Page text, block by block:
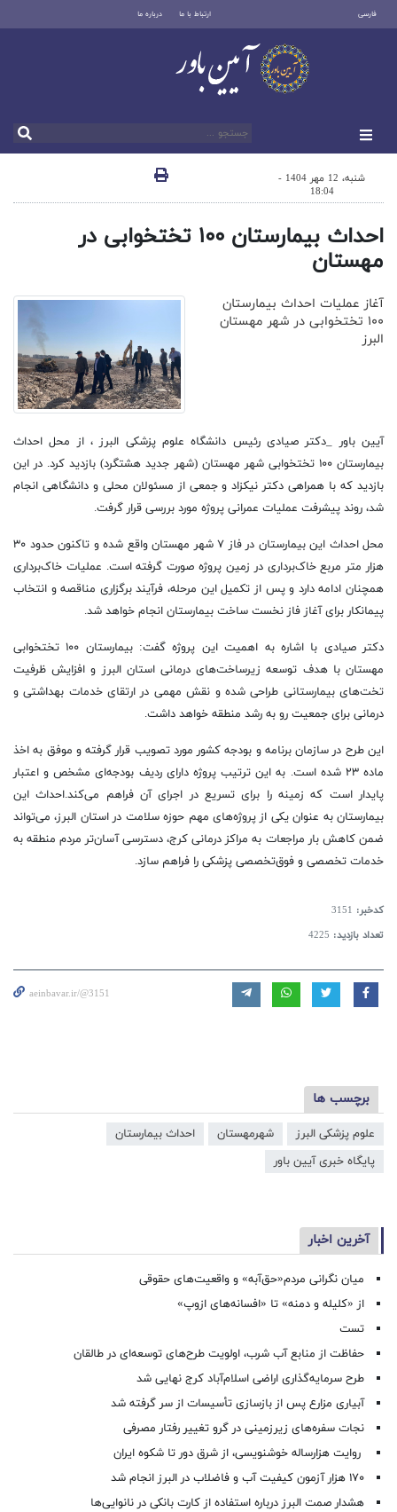
فارسی ارتباط با ما درباره ما
شنبه، 12 مهر 1404 -
18:04
احداث بیمارستان ۱۰۰ تختخوابی در
مهستان
آغاز عملیات احداث بیمارستان
۱۰۰ تختخوابی در شهر مهستان
البرز
آیین باور _دکتر صیادی رئیس دانشگاه علوم پزشکی البرز ، از محل احداث
بیمارستان ۱۰۰ تختخوابی شهر مهستان (شهر جدید هشتگرد) بازدید کرد. در این
بازدید که با همراهی دکتر نیکزاد و جمعی از مسئولان محلی و دانشگاهی انجام
شد، روند پیشرفت عملیات عمرانی پروژه مورد بررسی قرار گرفت.
محل احداث این بیمارستان در فاز ۷ شهر مهستان واقع شده و تاکنون حدود ۳۰
هزار متر مربع خاک‌برداری در زمین پروژه صورت گرفته است. عملیات خاک‌برداری
همچنان ادامه دارد و پس از تکمیل این مرحله، فرآیند برگزاری مناقصه و انتخاب
پیمانکار برای آغاز فاز نخست ساخت بیمارستان انجام خواهد شد.
دکتر صیادی با اشاره به اهمیت این پروژه گفت: بیمارستان ۱۰۰ تختخوابی
مهستان با هدف توسعه زیرساخت‌های درمانی استان البرز و افزایش ظرفیت
تخت‌های بیمارستانی طراحی شده و نقش مهمی در ارتقای خدمات بهداشتی و
درمانی برای جمعیت رو به رشد منطقه خواهد داشت.
این طرح در سازمان برنامه و بودجه کشور مورد تصویب قرار گرفته و موفق به اخذ
ماده ۲۳ شده است. به این ترتیب پروژه دارای ردیف بودجه‌ای مشخص و اعتبار
پایدار است که زمینه را برای تسریع در اجرای آن فراهم می‌کند.احداث این
بیمارستان به عنوان یکی از پروژه‌های مهم حوزه سلامت در استان البرز، می‌تواند
ضمن کاهش بار مراجعات به مراکز درمانی کرج، دسترسی آسان‌تر مردم منطقه به
خدمات تخصصی و فوق‌تخصصی پزشکی را فراهم سازد.
کدخبر: 3151
تعداد بازدید: 4225
aeinbavar.ir/@3151
برچسب ها
علوم پزشکی البرز شهرمهستان
احداث بیمارستان
پایگاه خبری آیین باور
آخرین اخبار
میان نگرانی مردم«حق‌آبه» و واقعیت‌های حقوقی
از «کلیله و دمنه» تا «افسانه‌های ازوپ»
تست
حفاظت از منابع آب شرب، اولویت طرح‌های توسعه‌ای در طالقان
طرح سرمایه‌گذاری اراضی اسلام‌آباد کرج نهایی شد
آبیاری مزارع پس از بازسازی تأسیسات از سر گرفته شد
نجات سفره‌های زیرزمینی در گرو تغییر رفتار مصرفی
روایت هزارساله خوشنویسی، از شرق دور تا شکوه ایران
۱۷۰ هزار آزمون کیفیت آب و فاضلاب در البرز انجام شد
هشدار صمت البرز درباره استفاده از کارت بانکی در نانوایی‌ها